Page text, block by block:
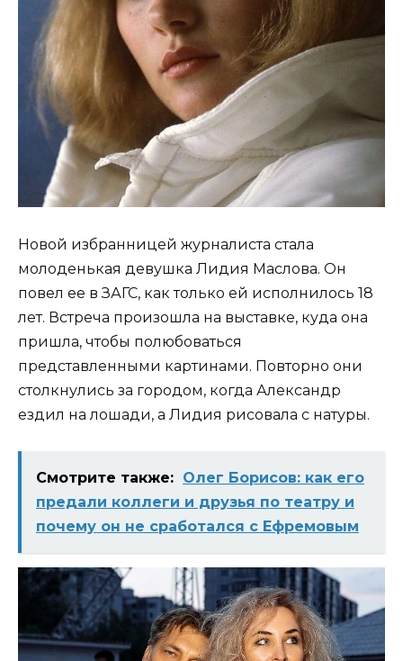
Новой избранницей журналиста стала
молоденькая девушка Лидия Маслова. Он
повел ее в ЗАГС, как только ей исполнилось 18
лет. Встреча произошла на выставке, куда она
пришла, чтобы полюбоваться
представленными картинами. Повторно они
столкнулись за городом, когда Александр
ездил на лошади, а Лидия рисовала с натуры.
Смотрите также: Олег Борисов: как его
предали коллеги и друзья по театру и
почему он не сработался с Ефремовым